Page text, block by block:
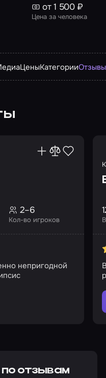
Цена за человека
от 1 500 ₽
ЦеныКатегорииОтзывы
Кол-во игроков
2–6
непригодной
отзывам